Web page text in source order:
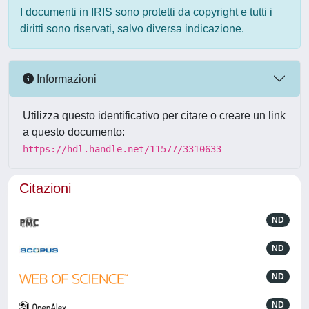
I documenti in IRIS sono protetti da copyright e tutti i
diritti sono riservati, salvo diversa indicazione.
Informazioni
Utilizza questo identificativo per citare o creare un link
a questo documento:
https://hdl.handle.net/11577/3310633
Citazioni
ND
ND
ND
ND